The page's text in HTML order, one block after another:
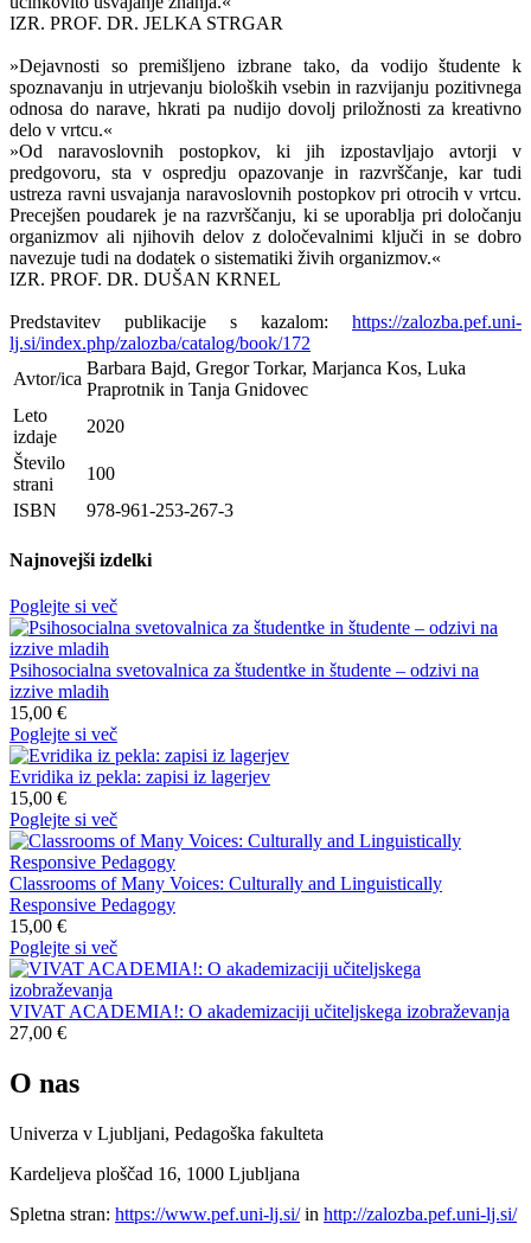
IZR. PROF. DR. JELKA STRGAR
»Dejavnosti so premišljeno izbrane tako, da vodijo študente k
spoznavanju in utrjevanju bioloških vsebin in razvijanju pozitivnega
odnosa do narave, hkrati pa nudijo dovolj priložnosti za kreativno
delo v vrtcu.«
»Od naravoslovnih postopkov, ki jih izpostavljajo avtorji v
predgovoru, sta v ospredju opazovanje in razvrščanje, kar tudi
ustreza ravni usvajanja naravoslovnih postopkov pri otrocih v vrtcu.
Precejšen poudarek je na razvrščanju, ki se uporablja pri določanju
organizmov ali njihovih delov z določevalnimi ključi in se dobro
navezuje tudi na dodatek o sistematiki živih organizmov.«
IZR. PROF. DR. DUŠAN KRNEL
Predstavitev publikacije s kazalom:
https://zalozba.pef.uni-
lj.si/index.php/zalozba/catalog/book/172
Avtor/ica
Barbara Bajd, Gregor Torkar, Marjanca Kos, Luka
Praprotnik in Tanja Gnidovec
Leto
izdaje
2020
Število
strani
100
ISBN
978-961-253-267-3
Najnovejši izdelki
Poglejte si več
Psihosocialna svetovalnica za študentke in študente – odzivi na
izzive mladih
15,00 €
Poglejte si več
Evridika iz pekla: zapisi iz lagerjev
15,00 €
Poglejte si več
Classrooms of Many Voices: Culturally and Linguistically
Responsive Pedagogy
15,00 €
Poglejte si več
VIVAT ACADEMIA!: O akademizaciji učiteljskega izobraževanja
27,00 €
O nas
Univerza v Ljubljani, Pedagoška fakulteta
Kardeljeva ploščad 16, 1000 Ljubljana
Spletna stran: https://www.pef.uni-lj.si/in http://zalozba.pef.uni-lj.si/